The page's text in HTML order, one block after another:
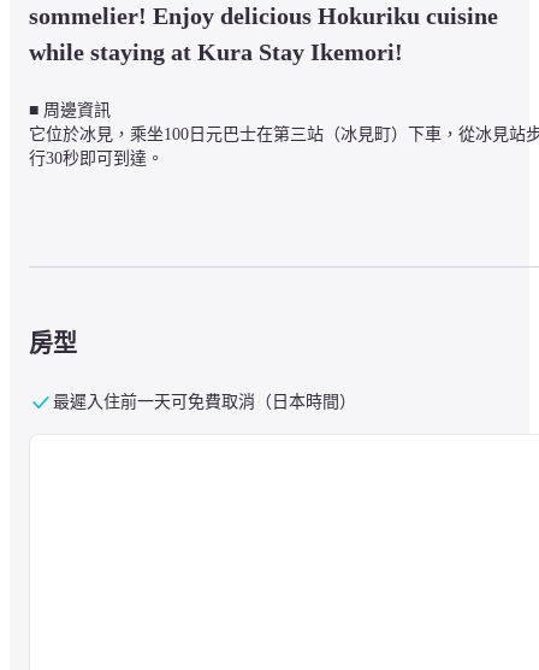
sommelier! Enjoy delicious Hokuriku cuisine
while staying at Kura Stay Ikemori!
■ 周邊資訊
它位於冰見，乘坐100日元巴士在第三站（冰見町）下車，從冰見站
行30秒即可到達。
芬蘭桶式桑拿：安裝在湯之裡池森的露天浴池中。 入住Kura Stay酒店
約，如果您願意，請提前預約。
（上班時間：上午 10：00 至晚上 8：00 / 人數：男士桑拿最多 4 人，
房型
最遲入住前一天可免費取消（日本時間）